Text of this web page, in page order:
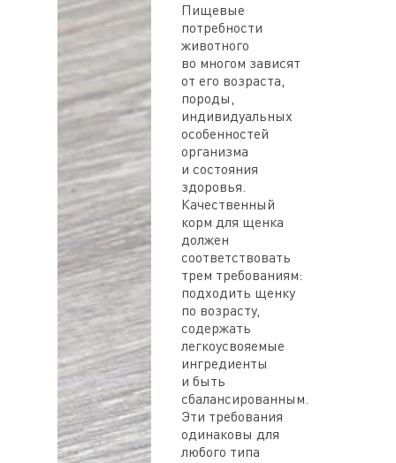
Пищевые
потребности
животного
во многом зависят
от его возраста,
породы,
индивидуальных
особенностей
организма
и состояния
здоровья.
Качественный
корм для щенка
должен
соответствовать
трем требованиям:
подходить щенку
по возрасту,
содержать
легкоусвояемые
ингредиенты
и быть
сбалансированным.
Эти требования
одинаковы для
любого типа